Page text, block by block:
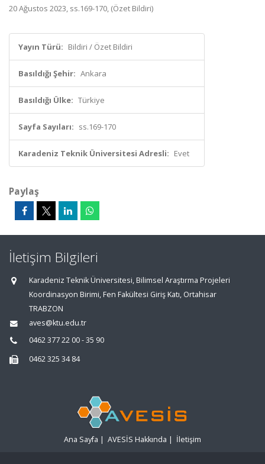
20 Ağustos 2023, ss.169-170, (Özet Bildiri)
Yayın Türü: Bildiri / Özet Bildiri
Basıldığı Şehir: Ankara
Basıldığı Ülke: Türkiye
Sayfa Sayıları: ss.169-170
Karadeniz Teknik Üniversitesi Adresli: Evet
Paylaş
İletişim Bilgileri
Karadeniz Teknik Üniversitesi, Bilimsel Araştırma Projeleri
Koordinasyon Birimi, Fen Fakültesi Giriş Katı, Ortahisar
TRABZON
aves@ktu.edu.tr
0462 377 22 00 - 35 90
0462 325 34 84
Ana Sayfa | AVESİS Hakkında | İletişim